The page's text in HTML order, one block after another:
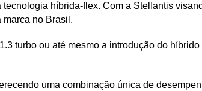
híbrida-flex. Com a Stellantis
no Brasil.
turbo ou até mesmo a introdução do
uma combinação única de